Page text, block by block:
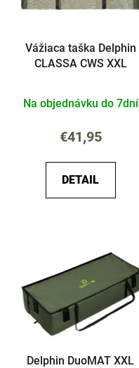
Vážiaca taška Delphin
CLASSA CWS XXL
Na objednávku do 7dní
€41,95
DETAIL
Delphin DuoMAT XXL